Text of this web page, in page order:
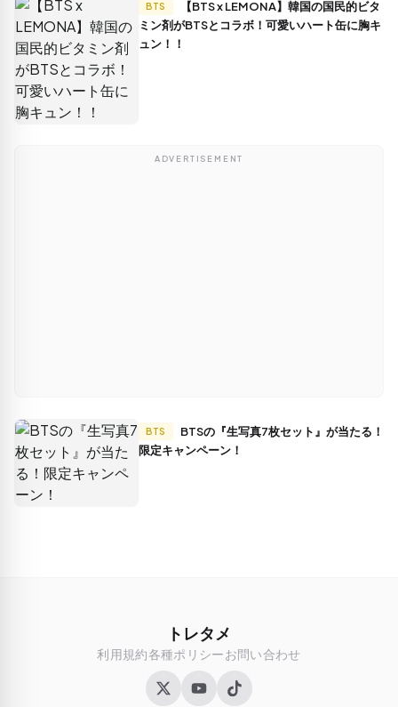
BTS
ミン剤がBTSとコラボ！可愛いハート缶に胸キ
ュン！！
ADVERTISEMENT
BTS
限定キャンペーン！
トレタメ
利用規約各種ポリシーお問い合わせ